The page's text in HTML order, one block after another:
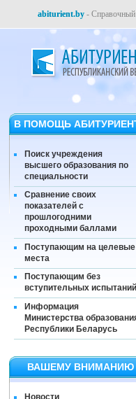
abiturient.by -
В ПОМОЩЬ
Поиск учреждения
высшего образования по
специальности
Сравнение своих
показателей с
прошлогодними
проходными баллами
Поступающим на целевые
места
Поступающим без
вступительных испытаний
Информация
Министерства
Республики Беларусь
ВАШЕМУ ВНИМАНИЮ
Новости